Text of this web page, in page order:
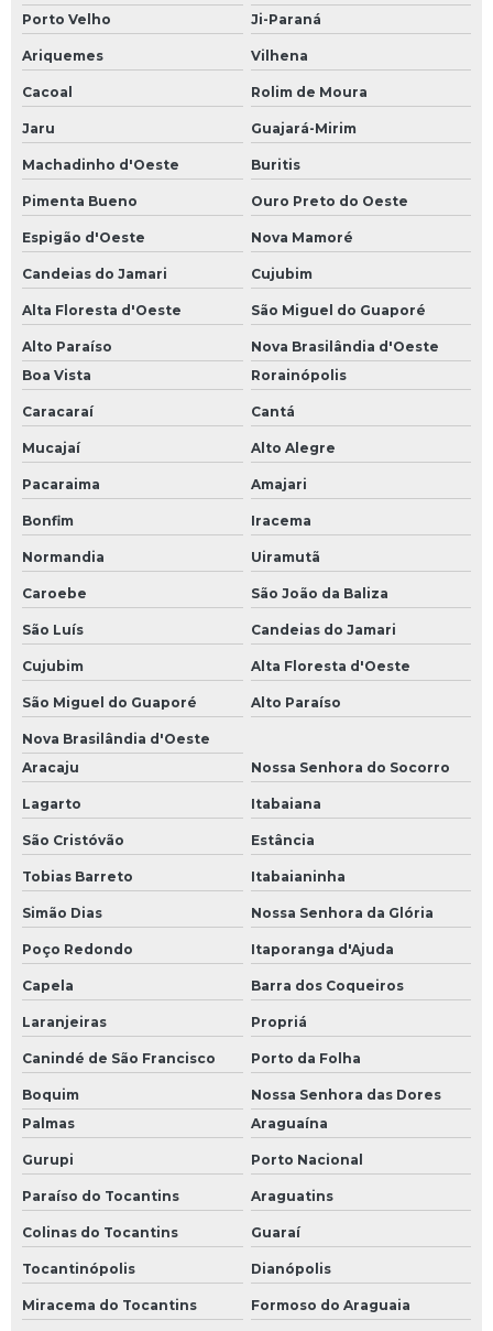
Porto Velho
Ji-Paraná
Ariquemes Vilhena
Cacoal Rolim de Moura
Jaru Guajará-Mirim
Machadinho d'Oeste Buritis
Pimenta Bueno Ouro Preto do Oeste
Espigão d'Oeste Nova Mamoré
Candeias do Jamari Cujubim
Alta Floresta d'Oeste São Miguel do Guaporé
Alto Paraíso
Nova Brasilândia d'Oeste
Boa Vista
Rorainópolis
Caracaraí Cantá
Mucajaí Alto Alegre
Pacaraima Amajari
Bonfim Iracema
Normandia Uiramutã
Caroebe São João da Baliza
São Luís Candeias do Jamari
Cujubim Alta Floresta d'Oeste
São Miguel do Guaporé Alto Paraíso
Nova Brasilândia d'Oeste
Aracaju
Nossa Senhora do Socorro
Lagarto Itabaiana
São Cristóvão Estância
Tobias Barreto Itabaianinha
Simão Dias Nossa Senhora da Glória
Poço Redondo Itaporanga d'Ajuda
Capela Barra dos Coqueiros
Laranjeiras Propriá
Canindé de São Francisco Porto da Folha
Boquim
Nossa Senhora das Dores
Palmas
Araguaína
Gurupi Porto Nacional
Paraíso do Tocantins Araguatins
Colinas do Tocantins Guaraí
Tocantinópolis Dianópolis
Miracema do Tocantins Formoso do Araguaia